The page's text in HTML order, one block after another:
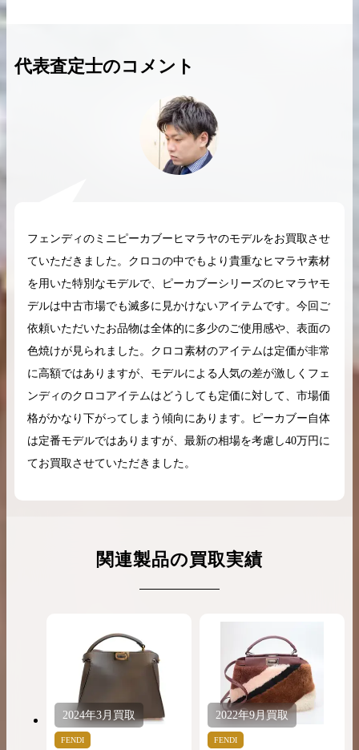
希少なリザード素材のバーキンの買取価格や
高く売るためのポイントを徹底解説
コラムをさらにみる
代表査定士のコメント
フェンディのミニピーカブーヒマラヤのモデルをお買取させ
ていただきました。クロコの中でもより貴重なヒマラヤ素材
を用いた特別なモデルで、ピーカブーシリーズのヒマラヤモ
デルは中古市場でも滅多に見かけないアイテムです。今回ご
依頼いただいたお品物は全体的に多少のご使用感や、表面の
色焼けが見られました。クロコ素材のアイテムは定価が非常
に高額ではありますが、モデルによる人気の差が激しくフェ
ンディのクロコアイテムはどうしても定価に対して、市場価
格がかなり下がってしまう傾向にあります。ピーカブー自体
は定番モデルではありますが、最新の相場を考慮し40万円に
てお買取させていただきました。
関連製品の買取実績
2024年3月 買取
FENDI
2022年9月買取
FENDI